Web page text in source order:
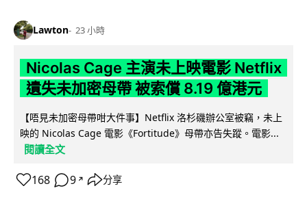
Lawton 23 小時
Nicolas Cage 主演未上映電影 Netflix
遺失未加密母帶 被索償 8.19 億港元
【唔見未加密母帶咁大件事】Netflix 洛杉磯辦公室被竊，未上
映的 Nicolas Cage 電影《Fortitude》母帶亦告失蹤。電影...
閱讀全文
168 9 ↗ 分享